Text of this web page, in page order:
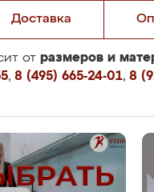
Доставка
от размеров и
, 8 (495) 665-24-01, 8